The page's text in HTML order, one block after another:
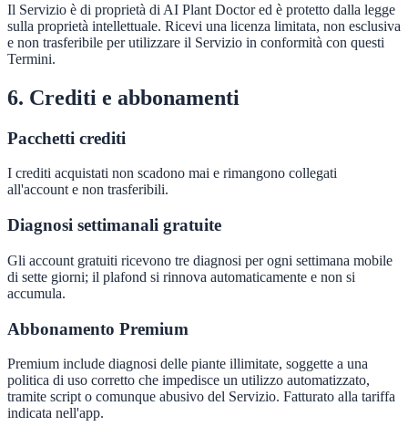
Il Servizio è di proprietà di AI Plant Doctor ed è protetto dalla legge
sulla proprietà intellettuale. Ricevi una licenza limitata, non esclusiva
e non trasferibile per utilizzare il Servizio in conformità con questi
Termini.
6. Crediti e abbonamenti
Pacchetti crediti
I crediti acquistati non scadono mai e rimangono collegati
all'account e non trasferibili.
Diagnosi settimanali gratuite
Gli account gratuiti ricevono tre diagnosi per ogni settimana mobile
di sette giorni; il plafond si rinnova automaticamente e non si
accumula.
Abbonamento Premium
Premium include diagnosi delle piante illimitate, soggette a una
politica di uso corretto che impedisce un utilizzo automatizzato,
tramite script o comunque abusivo del Servizio. Fatturato alla tariffa
indicata nell'app.